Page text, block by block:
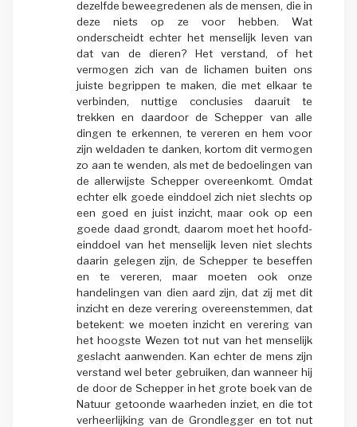
dezelfde beweegredenen als de mensen, die in
deze niets op ze voor hebben. Wat
onderscheidt echter het menselijk leven van
dat van de dieren? Het verstand, of het
vermogen zich van de lichamen buiten ons
juiste begrippen te maken, die met elkaar te
verbinden, nuttige conclusies daaruit te
trekken en daardoor de Schepper van alle
dingen te erkennen, te vereren en hem voor
zijn weldaden te danken, kortom dit vermogen
zo aan te wenden, als met de bedoelingen van
de allerwijste Schepper overeenkomt. Omdat
echter elk goede einddoel zich niet slechts op
een goed en juist inzicht, maar ook op een
goede daad grondt, daarom moet het hoofd-
einddoel van het menselijk leven niet slechts
daarin gelegen zijn, de Schepper te beseffen
en te vereren, maar moeten ook onze
handelingen van dien aard zijn, dat zij met dit
inzicht en deze verering overeenstemmen, dat
betekent: we moeten inzicht en verering van
het hoogste Wezen tot nut van het menselijk
geslacht aanwenden. Kan echter de mens zijn
verstand wel beter gebruiken, dan wanneer hij
de door de Schepper in het grote boek van de
Natuur getoonde waarheden inziet, en die tot
verheerlijking van de Grondlegger en tot nut